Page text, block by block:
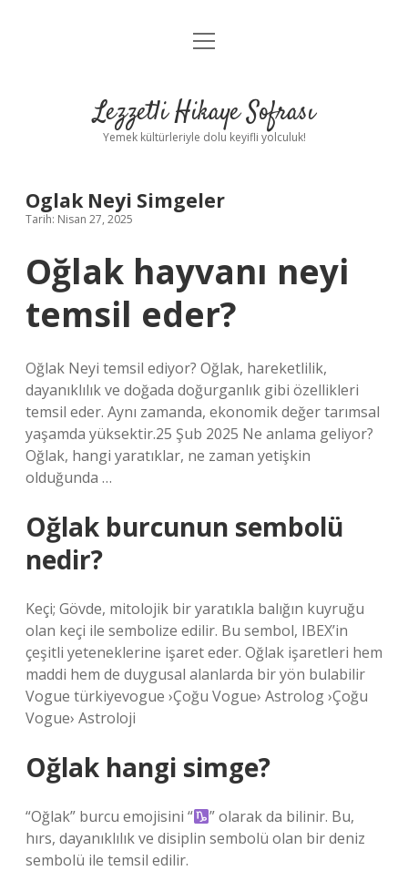
Anasayfa
Yasal Uyarı
menüyü
Lezzetli Hikaye Sofrası
Yemek kültürleriyle dolu keyifli yolculuk!
Oglak Neyi Simgeler
Tarih: Nisan 27, 2025
Oğlak hayvanı neyi
temsil eder?
Oğlak Neyi temsil ediyor? Oğlak, hareketlilik,
dayanıklılık ve doğada doğurganlık gibi özellikleri
temsil eder. Aynı zamanda, ekonomik değer tarımsal
yaşamda yüksektir.25 Şub 2025 Ne anlama geliyor?
Oğlak, hangi yaratıklar, ne zaman yetişkin
olduğunda …
Oğlak burcunun sembolü
nedir?
Keçi; Gövde, mitolojik bir yaratıkla balığın kuyruğu
olan keçi ile sembolize edilir. Bu sembol, IBEX’in
çeşitli yeteneklerine işaret eder. Oğlak işaretleri hem
maddi hem de duygusal alanlarda bir yön bulabilir
Vogue türkiyevogue ›Çoğu Vogue› Astrolog ›Çoğu
Vogue› Astroloji
Oğlak hangi simge?
“Oğlak” burcu emojisini “
” olarak da bilinir. Bu,
hırs, dayanıklılık ve disiplin sembolü olan bir deniz
sembolü ile temsil edilir.